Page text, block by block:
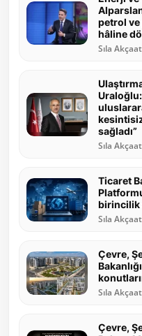
petrol
hâline
Sıla Akçaat
Uraloğlu:
sağladı”
Sıla Akçaat
Ticaret
birincilik
Sıla Akçaat
Çevre,
Sıla Akçaat
Çevre,